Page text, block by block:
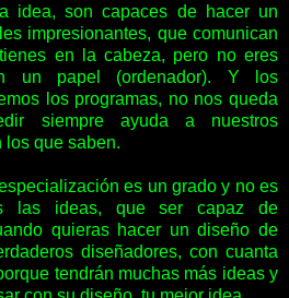
idea, son capaces de hacer un
impresionantes, que comunican
en la cabeza, pero no eres
un papel (ordenador). Y los
los programas, no nos queda
siempre ayuda a nuestros
los que saben.
es un grado y no es
las ideas, que ser capaz de
quieras hacer un diseño de
diseñadores, con cuanta
tendrán muchas más ideas y